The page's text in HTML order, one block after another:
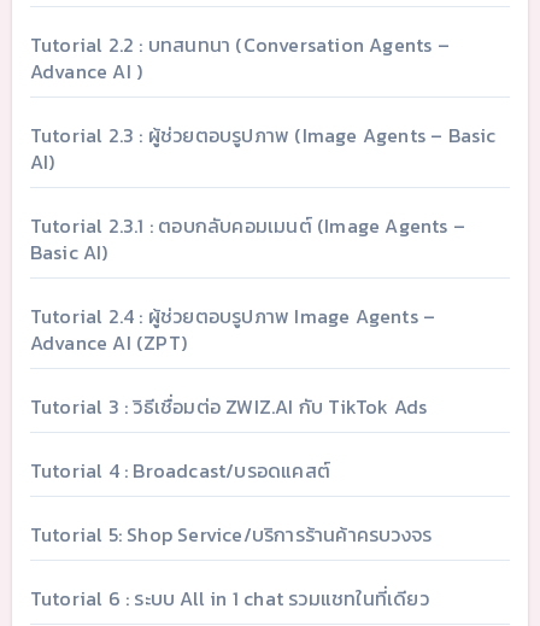
Tutorial 2.2 : บทสนทนา (Conversation Agents –
Advance AI )
Tutorial 2.3 : ผู้ช่วยตอบรูปภาพ (Image Agents – Basic
AI)
Tutorial 2.3.1 : ตอบกลับคอมเมนต์ (Image Agents –
Basic AI)
Tutorial 2.4 : ผู้ช่วยตอบรูปภาพ Image Agents –
Advance AI (ZPT)
Tutorial 3 : วิธีเชื่อมต่อ ZWIZ.AI กับ TikTok Ads
Tutorial 4 : Broadcast/บรอดแคสต์
Tutorial 5: Shop Service/บริการร้านค้าครบวงจร
Tutorial 6 : ระบบ All in 1 chat รวมแชทในที่เดียว